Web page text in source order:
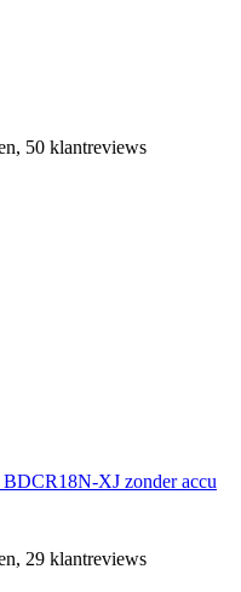
50 klantreviews
XJ zonder accu
29 klantreviews